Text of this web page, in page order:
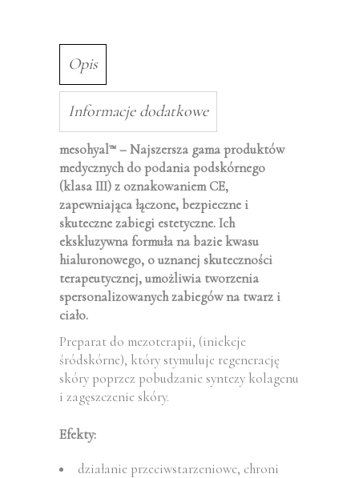
Opis
Informacje dodatkowe
mesohyal™ – Najszersza gama produktów
medycznych do podania podskórnego
(klasa III) z oznakowaniem CE,
zapewniająca łączone, bezpieczne i
skuteczne zabiegi estetyczne. Ich
ekskluzywna formuła na bazie kwasu
hialuronowego, o uznanej skuteczności
terapeutycznej, umożliwia tworzenia
spersonalizowanych zabiegów na twarz i
ciało.
Preparat do mezoterapii, (iniekcje
śródskórne), który stymuluje regenerację
skóry poprzez pobudzanie syntezy kolagenu
i zagęszczenie skóry.
Efekty:
działanie przeciwstarzeniowe, chroni